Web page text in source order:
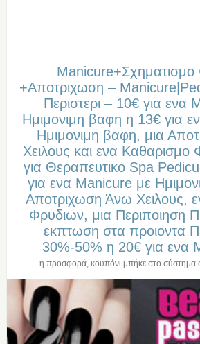
+Αποτριχωση –
Περιστερι – 10€ για ενα
Ημιμονιμη βαφη η 13€ για
Ημιμονιμη βαφη, μια
Χειλους και ενα
για Θεραπευτικο Spa
για ενα Manicure με
Αποτριχωση Άνω Χειλους,
Φρυδιων, μια Περιποιηση
εκπτωση στα προιοντα
30%-50% η 20€ για ενα
η προσφορά, κουπόνι μπήκε στο σύστημα